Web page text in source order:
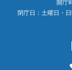
開庁
閉庁日：土曜日・